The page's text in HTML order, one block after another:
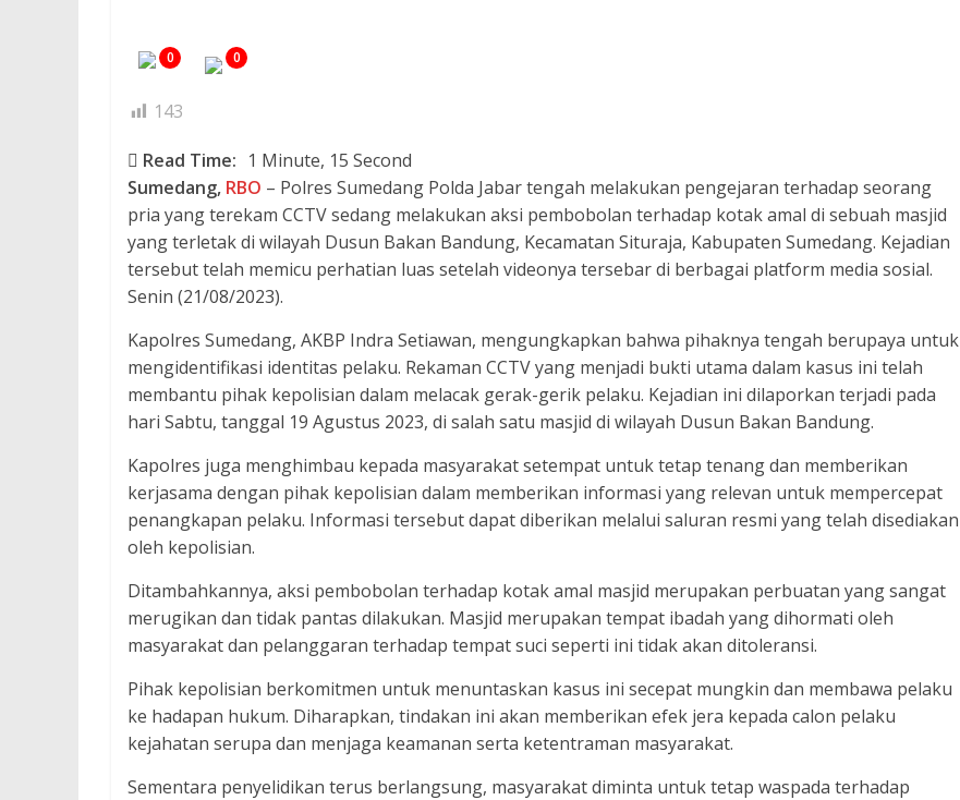
0 0
143
Read Time: 1 Minute, 15 Second
Sumedang, RBO – Polres Sumedang Polda Jabar tengah melakukan pengejaran terhadap seorang
pria yang terekam CCTV sedang melakukan aksi pembobolan terhadap kotak amal di sebuah masjid
yang terletak di wilayah Dusun Bakan Bandung, Kecamatan Situraja, Kabupaten Sumedang. Kejadian
tersebut telah memicu perhatian luas setelah videonya tersebar di berbagai platform media sosial.
Senin (21/08/2023).
Kapolres Sumedang, AKBP Indra Setiawan, mengungkapkan bahwa pihaknya tengah berupaya untuk
mengidentifikasi identitas pelaku. Rekaman CCTV yang menjadi bukti utama dalam kasus ini telah
membantu pihak kepolisian dalam melacak gerak-gerik pelaku. Kejadian ini dilaporkan terjadi pada
hari Sabtu, tanggal 19 Agustus 2023, di salah satu masjid di wilayah Dusun Bakan Bandung.
Kapolres juga menghimbau kepada masyarakat setempat untuk tetap tenang dan memberikan
kerjasama dengan pihak kepolisian dalam memberikan informasi yang relevan untuk mempercepat
penangkapan pelaku. Informasi tersebut dapat diberikan melalui saluran resmi yang telah disediakan
oleh kepolisian.
Ditambahkannya, aksi pembobolan terhadap kotak amal masjid merupakan perbuatan yang sangat
merugikan dan tidak pantas dilakukan. Masjid merupakan tempat ibadah yang dihormati oleh
masyarakat dan pelanggaran terhadap tempat suci seperti ini tidak akan ditoleransi.
Pihak kepolisian berkomitmen untuk menuntaskan kasus ini secepat mungkin dan membawa pelaku
ke hadapan hukum. Diharapkan, tindakan ini akan memberikan efek jera kepada calon pelaku
kejahatan serupa dan menjaga keamanan serta ketentraman masyarakat.
Sementara penyelidikan terus berlangsung, masyarakat diminta untuk tetap waspada terhadap